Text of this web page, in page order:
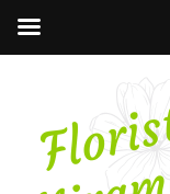
contenido